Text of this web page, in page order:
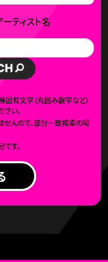
ーティスト名
有文字（丸囲み数字など）
い。
んので、部分一致検索の場
す。